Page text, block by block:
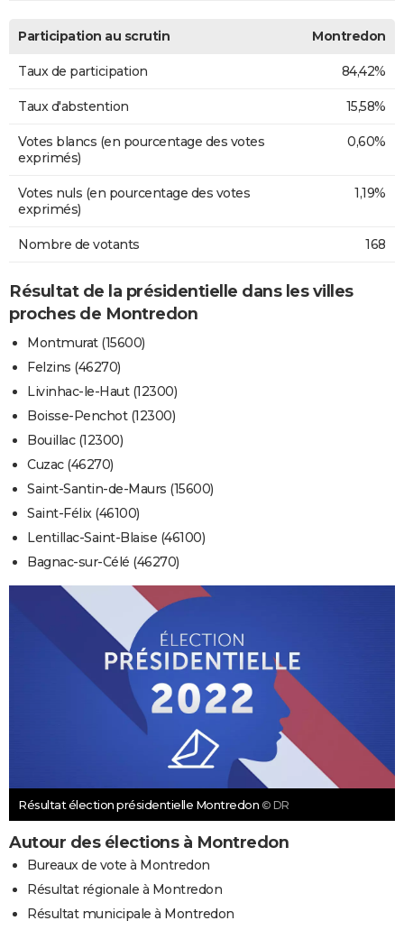
Participation au scrutin Montredon
Taux de participation 84,42%
Taux d'abstention 15,58%
Votes blancs (en pourcentage des votes
exprimés)
0,60%
Votes nuls (en pourcentage des votes
exprimés)
1,19%
Nombre de votants 168
Résultat de la présidentielle dans les villes
proches de Montredon
Montmurat (15600)
Felzins (46270)
Livinhac-le-Haut (12300)
Boisse-Penchot (12300)
Bouillac (12300)
Cuzac (46270)
Saint-Santin-de-Maurs (15600)
Saint-Félix (46100)
Lentillac-Saint-Blaise (46100)
Bagnac-sur-Célé (46270)
Résultat élection présidentielle Montredon © DR
Autour des élections à Montredon
Bureaux de vote à Montredon
Résultat régionale à Montredon
Résultat municipale à Montredon